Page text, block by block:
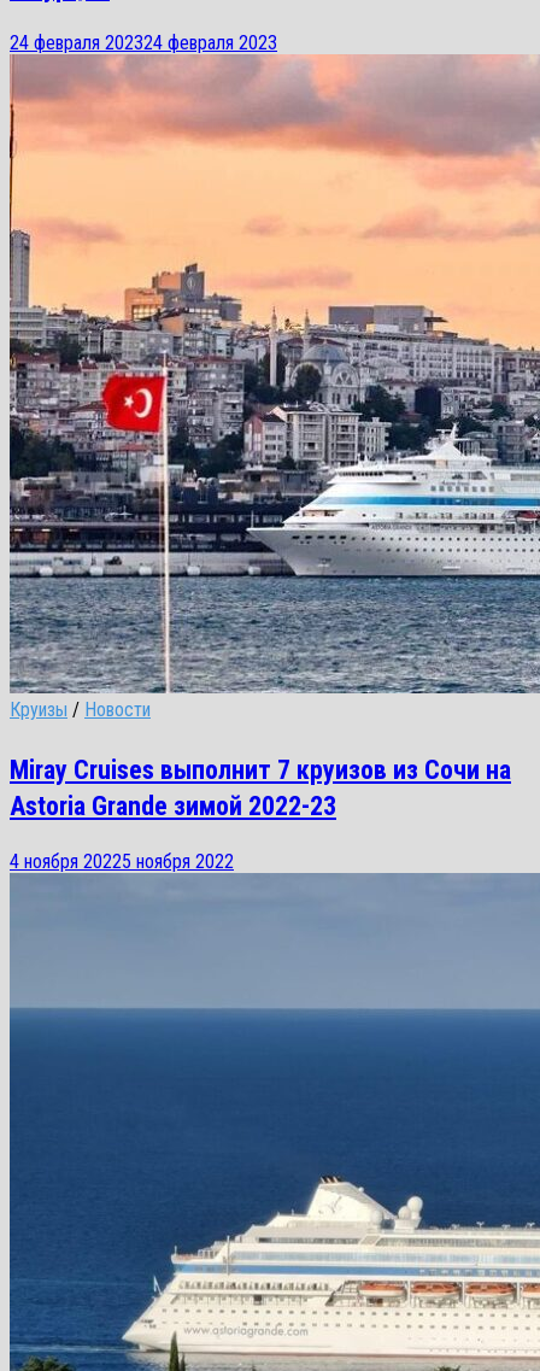
24 февраля 202324 февраля 2023
Круизы / Новости
Miray Cruises выполнит 7 круизов из Сочи на
Astoria Grande зимой 2022-23
4 ноября 20225 ноября 2022